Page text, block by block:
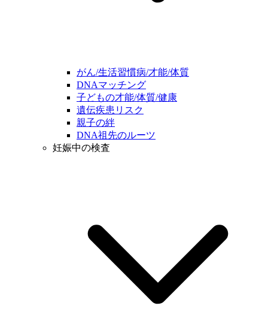
がん/生活習慣病/才能/体質
DNAマッチング
子どもの才能/体質/健康
遺伝疾患リスク
親子の絆
DNA祖先のルーツ
妊娠中の検査